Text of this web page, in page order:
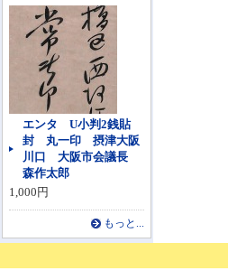
エンタ U小判2銭貼
封 丸一印 摂津大阪
川口 大阪市会議長
森作太郎
1,000円
もっと...